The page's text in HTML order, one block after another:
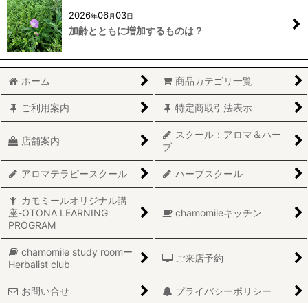
2026年06月03日
加齢とともに増加するものは？
ホーム 商品カテゴリ一覧
ご利用案内 特定商取引法表示
店舗案内
スクール：アロマ＆ハー
ブ
アロマテラピースクール ハーブスクール
カモミールオリジナル講
座-OTONA LEARNING
PROGRAM
chamomileキッチン
chamomile study roomー
Herbalist club
ご来店予約
お問い合せ プライバシーポリシー